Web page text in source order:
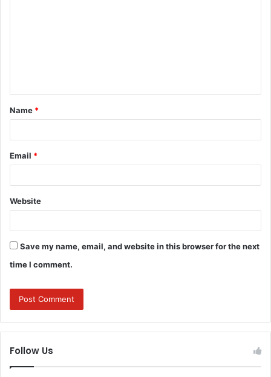
t
*
Name *
Email *
Website
Save my name, email, and website in this browser for the next
time I comment.
Follow Us